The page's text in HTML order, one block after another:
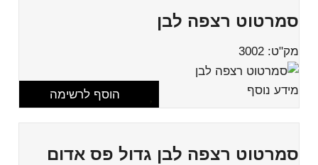
סמרטוט רצפה לבן
מק"ט: 3002
מידע נוסף הוסף לרשימה
סמרטוט רצפה לבן גדול פס אדום